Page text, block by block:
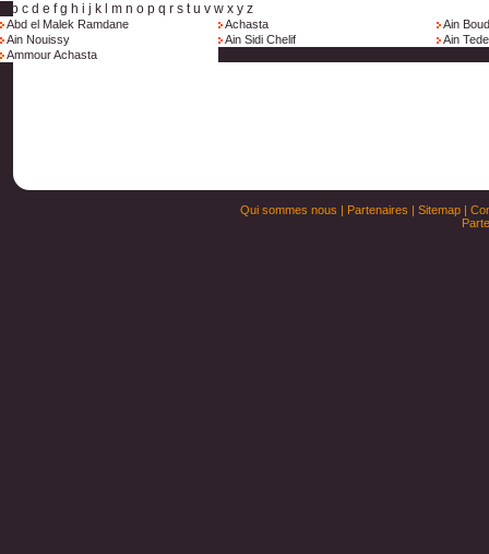
b c d e fg h i j k m n o p q r s tu v w x y z
Abd el Malek Ramdane Achasta
Ain
Ain Nouissy
Ain Sidi Chelif
Ain
Ammour Achasta
Qui sommes nous | Partenaires | Sitemap|